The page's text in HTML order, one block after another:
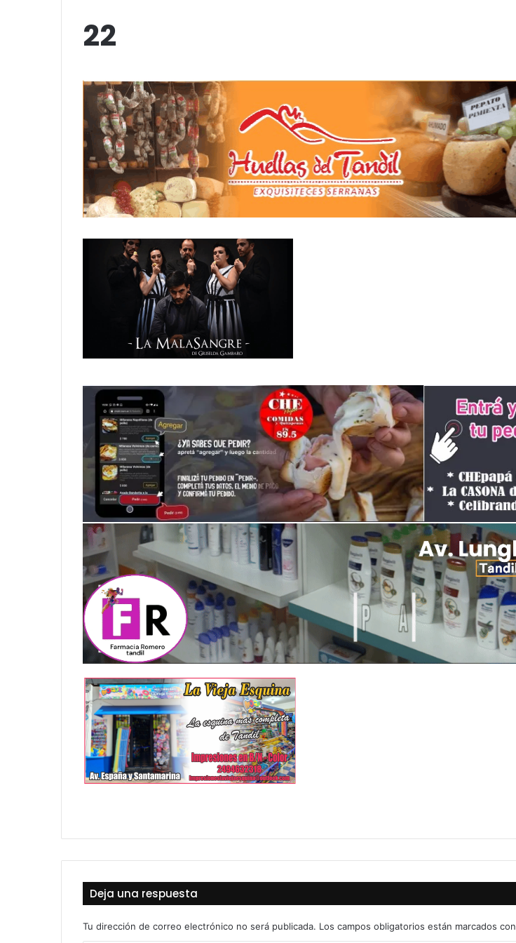
22
Deja una respuesta
Tu dirección de correo electrónico no será publicada. Los campos obligatorios están marcados con